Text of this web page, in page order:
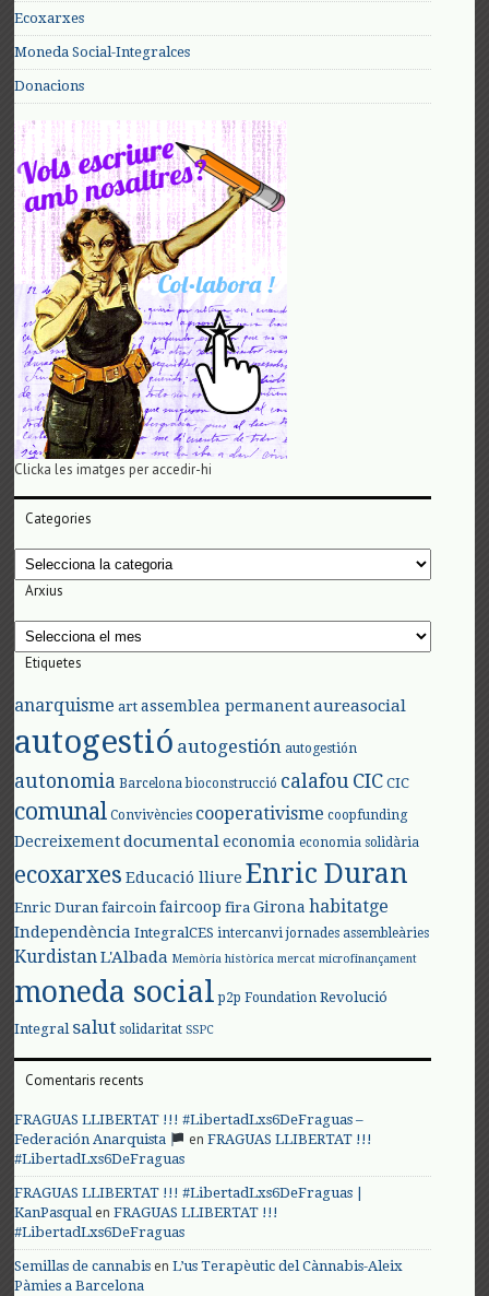
Ecoxarxes
Moneda Social-Integralces
Donacions
Clicka les imatges per accedir-hi
Categories
Categories
Arxius
Arxius
Etiquetes
anarquisme art assemblea permanent aureasocial
autogestió autogestión autogestión
autonomia Barcelona bioconstrucció calafouCIC CIC
comunal Convivències cooperativisme coopfunding
Decreixement documental economia economia solidària
ecoxarxes Educació lliure Enric Duran
Enric Duran faircoin faircoop fira Girona habitatge
Independència IntegralCES intercanvi jornades assembleàries
KurdistanL'Albada Memòria històrica mercat microfinançament
moneda social p2p Foundation Revolució
Integral salut solidaritat SSPC
Comentaris recents
FRAGUAS LLIBERTAT !!! #LibertadLxs6DeFraguas –
Federación Anarquista
enFRAGUAS LLIBERTAT !!!
#LibertadLxs6DeFraguas
FRAGUAS LLIBERTAT !!! #LibertadLxs6DeFraguas |
KanPasqualenFRAGUAS LLIBERTAT !!!
#LibertadLxs6DeFraguas
Semillas de cannabis enL’us Terapèutic del Cànnabis-Aleix
Pàmies a Barcelona